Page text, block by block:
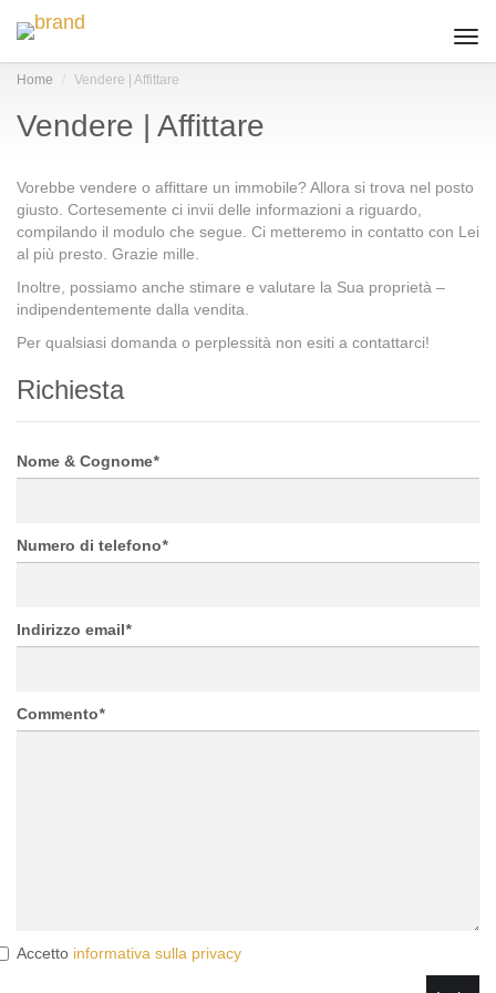
Home Vendere | Affittare
Vendere | Affittare
Vorebbe vendere o affittare un immobile? Allora si trova nel posto
giusto. Cortesemente ci invii delle informazioni a riguardo,
compilando il modulo che segue. Ci metteremo in contatto con Lei
al più presto. Grazie mille.
Inoltre, possiamo anche stimare e valutare la Sua proprietà –
indipendentemente dalla vendita.
Per qualsiasi domanda o perplessità non esiti a contattarci!
Richiesta
Nome & Cognome*
Numero di telefono*
Indirizzo email*
Commento*
Accetto informativa sulla privacy